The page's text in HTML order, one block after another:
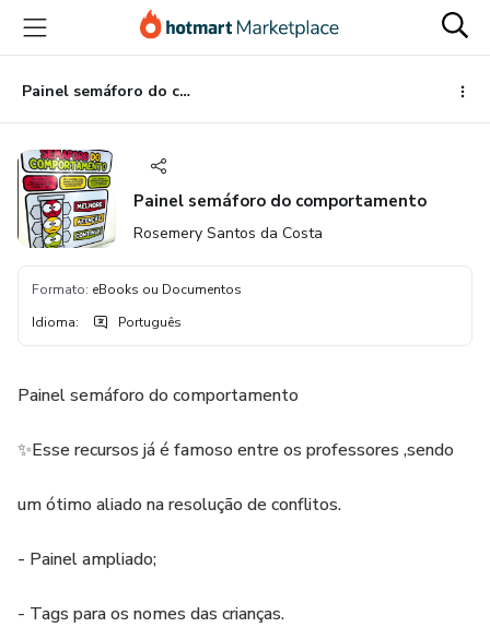
para
conteúdo
principal
para
pagamento
para
rodapé
Painel semáforo do comportamento
Painel semáforo do comportamento
Rosemery Santos da Costa
Formato: eBooks ou Documentos
Idioma: Português
Painel semáforo do comportamento
✨Esse recursos já é famoso entre os professores ,sendo
um ótimo aliado na resolução de conflitos.
- Painel ampliado;
- Tags para os nomes das crianças.